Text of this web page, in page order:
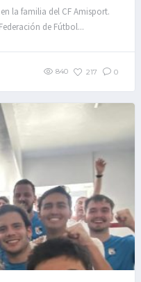
la familia del CF Amisport.
de Fútbol...
840 217 0